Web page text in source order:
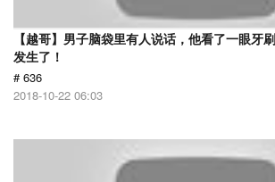
【越哥】男子脑袋里有人说话，他看了一眼牙
发生了！
# 636
2018-10-22 06:03